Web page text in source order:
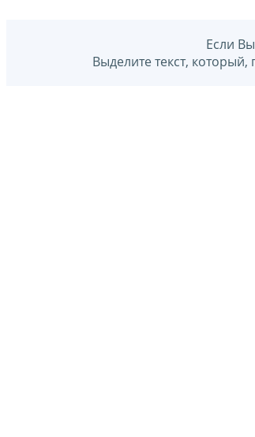
Если
Выделите текст,